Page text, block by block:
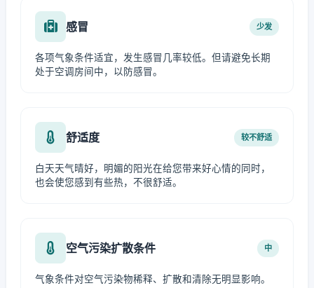
感冒 少发
各项气象条件适宜，发生感冒几率较低。但请避免长期
处于空调房间中，以防感冒。
舒适度 较不舒适
白天天气晴好，明媚的阳光在给您带来好心情的同时，
也会使您感到有些热，不很舒适。
空气污染扩散条件 中
气象条件对空气污染物稀释、扩散和清除无明显影响。